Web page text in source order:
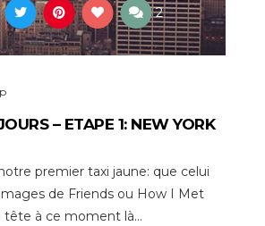
2
– ETAPE 1: NEW YORK
premier taxi jaune: que celui
images de Friends ou How I Met
tête à ce moment là…